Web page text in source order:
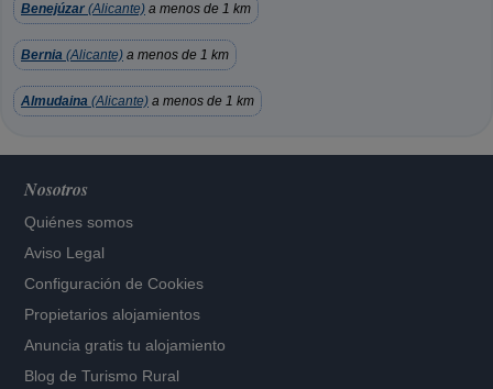
Benejúzar (Alicante) a menos de 1 km
Bernia (Alicante) a menos de 1 km
Almudaina (Alicante) a menos de 1 km
Nosotros
Quiénes somos
Aviso Legal
Configuración de Cookies
Propietarios alojamientos
Anuncia gratis tu alojamiento
Blog de Turismo Rural